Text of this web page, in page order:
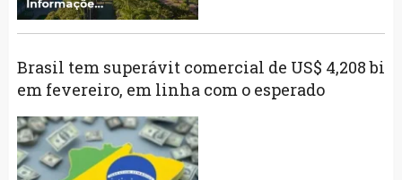
Brasil tem superávit comercial de US$ 4,208 bi
em fevereiro, em linha com o esperado